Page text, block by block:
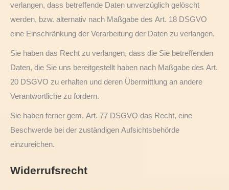
verlangen, dass betreffende Daten unverzüglich gelöscht
werden, bzw. alternativ nach Maßgabe des Art. 18 DSGVO
eine Einschränkung der Verarbeitung der Daten zu verlangen.
Sie haben das Recht zu verlangen, dass die Sie betreffenden
Daten, die Sie uns bereitgestellt haben nach Maßgabe des Art.
20 DSGVO zu erhalten und deren Übermittlung an andere
Verantwortliche zu fordern.
Sie haben ferner gem. Art. 77 DSGVO das Recht, eine
Beschwerde bei der zuständigen Aufsichtsbehörde
einzureichen.
Widerrufsrecht